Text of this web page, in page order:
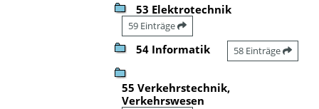
53 Elektrotechnik
59 Einträge
54 Informatik 58 Einträge
55 Verkehrstechnik,
Verkehrswesen